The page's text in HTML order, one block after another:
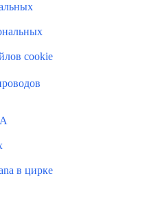
cookie
в цирке